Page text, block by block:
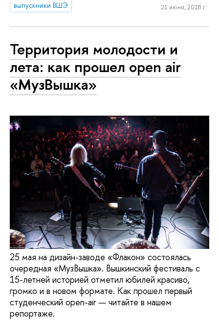
выпускники ВШЭ
21 июня, 2018 г.
Территория молодости и
лета: как прошел open air
«МузВышка»
25 мая на дизайн-заводе «Флакон» состоялась
очередная «МузВышка». Вышкинский фестиваль с
15-летней историей отметил юбилей красиво,
громко и в новом формате. Как прошел первый
студенческий open-air — читайте в нашем
репортаже.